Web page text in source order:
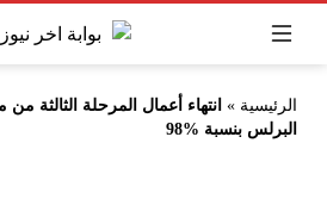
الرئيسية » انتهاء أعمال المرحلة الثالثة
البرلس بنسبة 98‎%‎